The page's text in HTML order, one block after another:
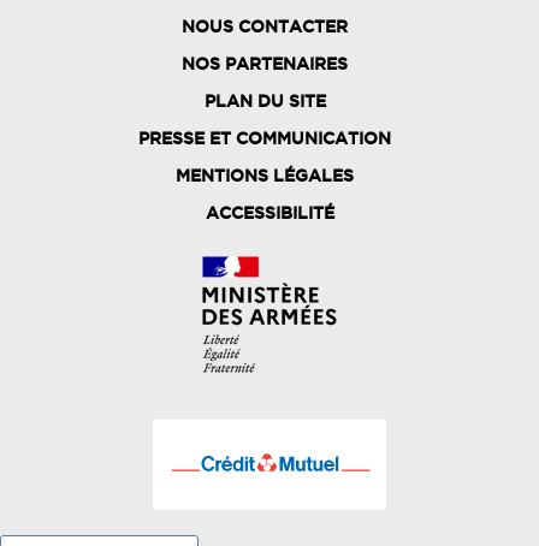
FOOTER
MENU
NOUS CONTACTER
NOS PARTENAIRES
PLAN DU SITE
PRESSE ET COMMUNICATION
MENTIONS LÉGALES
ACCESSIBILITÉ